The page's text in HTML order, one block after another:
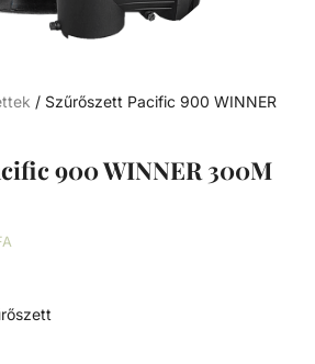
/ Szűrőszett Pacific 900 WINNER
900 WINNER 300M